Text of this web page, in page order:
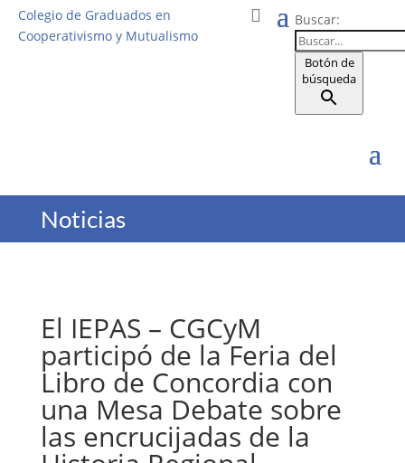
Colegio de Graduados en
Cooperativismo y Mutualismo
Buscar:
Botón de
búsqueda
Noticias
El IEPAS – CGCyM
participó de la Feria del
Libro de Concordia con
una Mesa Debate sobre
las encrucijadas de la